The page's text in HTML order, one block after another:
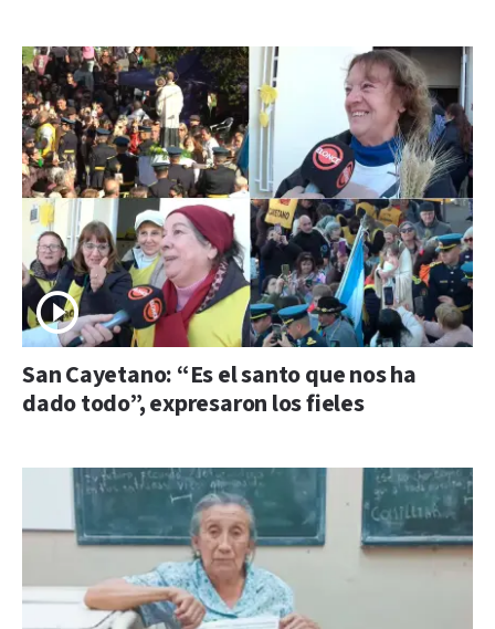
San Cayetano: “Es el santo que nos ha
dado todo”, expresaron los fieles